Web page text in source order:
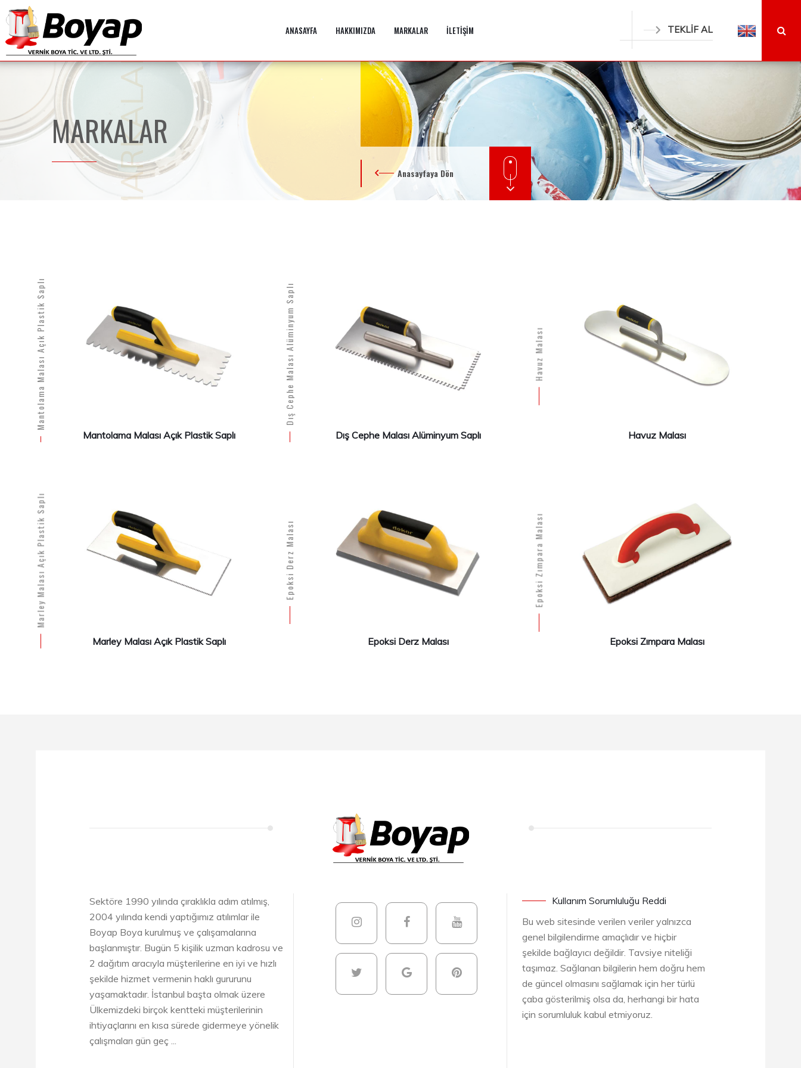
ANASAYFA HAKKIMIZDA MARKALAR İLETİŞİM TEKLİF AL
MARKALAR
MARKALAR
Anasayfaya Dön
Mantolama Malası Açık Plastik Saplı
Mantolama Malası Açık Plastik Saplı
Dış Cephe Malası Alüminyum Saplı
Dış Cephe Malası Alüminyum Saplı
Havuz Malası
Havuz Malası
Marley Malası Açık Plastik Saplı
Marley Malası Açık Plastik Saplı
Epoksi Derz Malası
Epoksi Derz Malası
Epoksi Zımpara Malası
Epoksi Zımpara Malası
Sektöre 1990 yılında çıraklıkla adım atılmış,
2004 yılında kendi yaptığımız atılımlar ile
Boyap Boya kurulmuş ve çalışamalarına
başlanmıştır. Bugün 5 kişilik uzman kadrosu ve
2 dağıtım aracıyla müşterilerine en iyi ve hızlı
şekilde hizmet vermenin haklı gururunu
yaşamaktadır. İstanbul başta olmak üzere
Ülkemizdeki birçok kentteki müşterilerinin
ihtiyaçlarını en kısa sürede gidermeye yönelik
çalışmaları gün geç ...
Kullanım Sorumluluğu Reddi
Bu web sitesinde verilen veriler yalnızca
genel bilgilendirme amaçlıdır ve hiçbir
şekilde bağlayıcı değildir. Tavsiye niteliği
taşımaz. Sağlanan bilgilerin hem doğru hem
de güncel olmasını sağlamak için her türlü
çaba gösterilmiş olsa da, herhangi bir hata
için sorumluluk kabul etmiyoruz.